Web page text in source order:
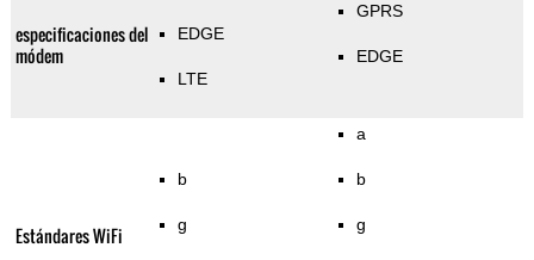
especificaciones del
módem
EDGE
LTE
GPRS
EDGE
Estándares WiFi
b
g
a
b
g